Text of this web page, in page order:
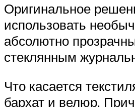
Оригинальное
использовать
абсолютно
стеклянным
Что касается
бархат и велюр.